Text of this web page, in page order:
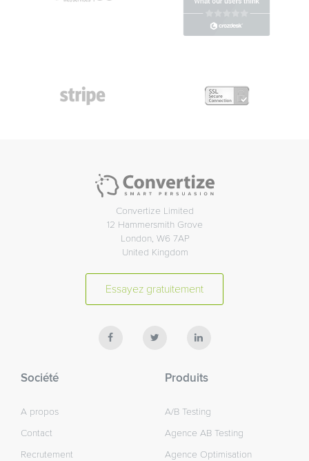
Convertize Limited
12 Hammersmith Grove
London, W6 7AP
United Kingdom
Essayez gratuitement
Société
A propos
Contact
Recrutement
Produits
A/B Testing
Agence AB Testing
Agence Optimisation